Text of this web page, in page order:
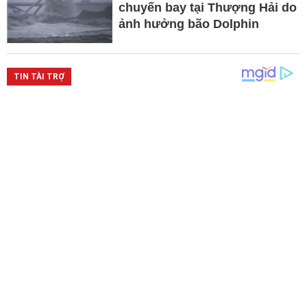
chuyến bay tại Thượng Hải do
ảnh hưởng bão Dolphin